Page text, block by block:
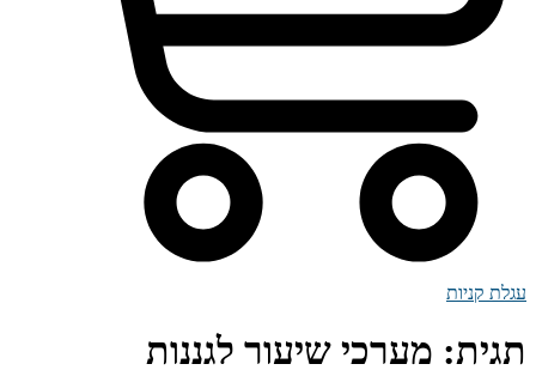
עגלת קניות
תגית: מערכי שיעור לגננות